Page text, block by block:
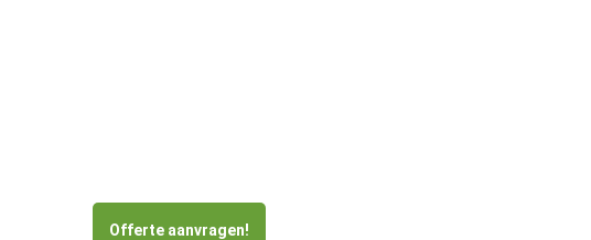
Offerte aanvragen!